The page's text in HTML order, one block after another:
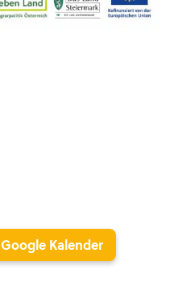
Google Kalender